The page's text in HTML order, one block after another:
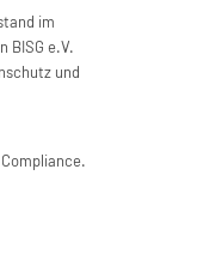
im
BISG e.V.
und